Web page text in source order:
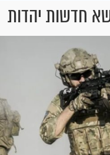
חדשות יהדות